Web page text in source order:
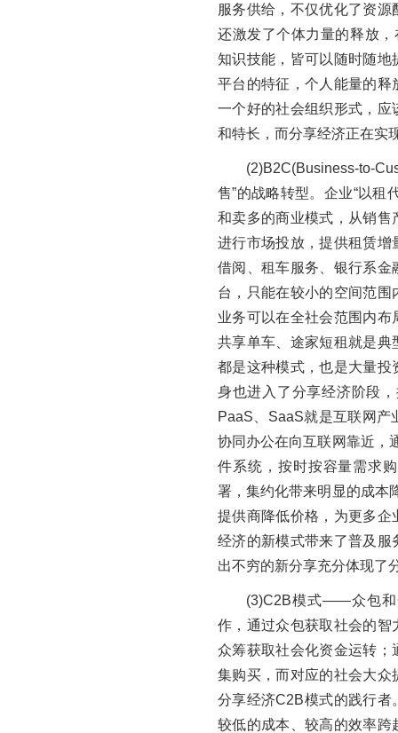
服务供给，不仅优化了资
还激发了个体力量的释放
知识技能，皆可以随时随
平台的特征，个人能量的
一个好的社会组织形式，
和特长，而分享经济正在实
(2)B2C(Business-to-
售”的战略转型。企业“以租
和卖多的商业模式，从销
进行市场投放，提供租赁
借阅、租车服务、银行系
台，只能在较小的空间范
业务可以在全社会范围内
共享单车、途家短租就是
都是这种模式，也是大量
身也进入了分享经济阶段
PaaS、SaaS就是互联网
协同办公在向互联网靠近，
件系统，按时按容量需求
署，集约化带来明显的成本
提供商降低价格，为更多
经济的新模式带来了普及
出不穷的新分享充分体现了
(3)C2B模式——众包和
作，通过众包获取社会的
众筹获取社会化资金运转
集购买，而对应的社会大
分享经济C2B模式的践行者
较低的成本、较高的效率